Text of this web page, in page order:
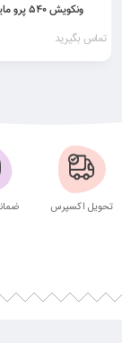
ونکویش 540 پرو ماینلب
تماس بگیرید
تحویل اکسپرس